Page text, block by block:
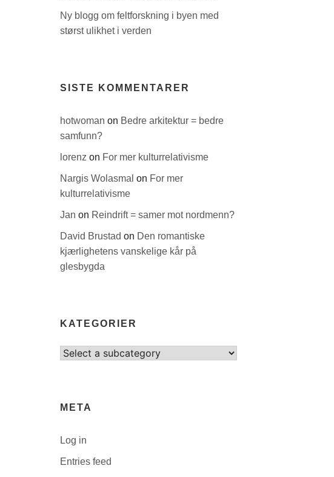
Ny blogg om feltforskning i byen med
størst ulikhet i verden
SISTE KOMMENTARER
hotwoman on Bedre arkitektur = bedre
samfunn?
lorenz on For mer kulturrelativisme
Nargis Wolasmal on For mer
kulturrelativisme
Jan on Reindrift = samer mot nordmenn?
David Brustad on Den romantiske
kjærlighetens vanskelige kår på
glesbygda
KATEGORIER
Select
META
Log in
Entries feed